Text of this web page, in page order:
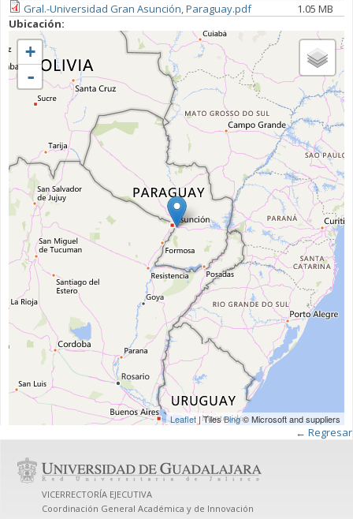
Gral.-Universidad Gran Asunción, Paraguay.pdf
1.05 MB
Ubicación:
+
-
Leaflet | TilesBing© Microsoft and suppliers
← Regresar
VICERRECTORÍA EJECUTIVA
Coordinación General Académica y de Innovación